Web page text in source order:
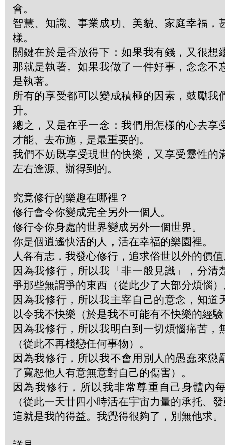
會。
智慧、知識、事業成功、美貌、家庭幸福，
樣。
關鍵在於是否放得下：如果我有錢，又很想
那就是執著。如果我做了一件好事，念念不
是執著。
所有的享受都可以變成積極的因素，鼓勵我
升。
總之，又是在乎一念：我們用怎樣的心去享
才能、去布施，是最重要的。
我們不妨既享受現世的快樂，又享受靈性的
左右逢源、辦得到的。
究竟修行的樂趣在哪裡？
修行會令你變成完全另外一個人。
修行令你身處的世界變成另外一個世界。
你是個逍遙快活的人，活在幸福的樂園裡。
人各有志，我發心修行，追求俗世以外的價
因為我修行，所以我「非一般見識」，分清
爭那些無謂爭的東西（從此少了大部分煩惱
因為我修行，所以我主宰自己的意念，知道
以令我不快樂（於是我不可能有不快樂的經
因為我修行，所以我明白到一切煩惱痛苦，
（從此不再棧戀任何事物）。
因為我修行，所以我不會用別人的愚蠢來懲
了寬恕他人有意無意對自己的傷害）。
因為我修行，所以我非常尊重自己身體內
（從此一天廿四小時活在宇宙力量的承托、
這就是我的得益。我覺得很夠了，別無他求。